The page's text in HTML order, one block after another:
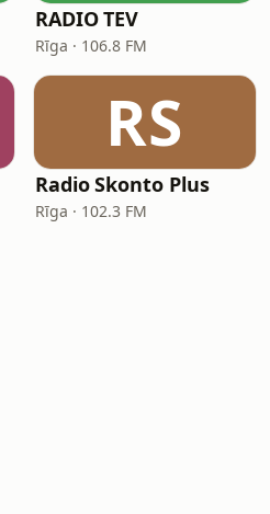
RADIO TEV
Rīga · 106.8 FM
RS
Radio Skonto Plus
Rīga · 102.3 FM